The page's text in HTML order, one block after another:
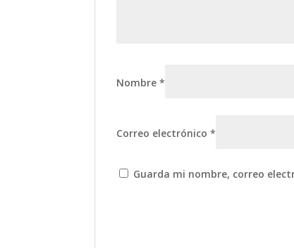
Nombre*
Correo electrónico*
Guarda mi nombre, correo